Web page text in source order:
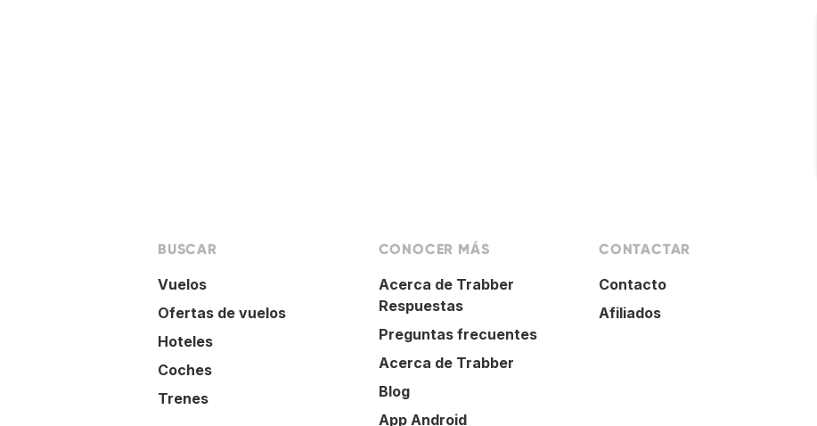
BUSCAR
Vuelos
Ofertas de vuelos
Hoteles
Coches
Trenes
CONOCER MÁS
Acerca de Trabber
Respuestas
Preguntas frecuentes
Acerca de Trabber
Blog
App Android
CONTACTAR
Contacto
Afiliados